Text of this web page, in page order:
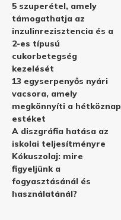
5 szuperétel, amely
támogathatja az
inzulinrezisztencia és a
2-es típusú
cukorbetegség
kezelését
13 egyserpenyős nyári
vacsora, amely
megkönnyíti a hétköznap
estéket
A diszgráfia hatása az
iskolai teljesítményre
Kókuszolaj: mire
figyeljünk a
fogyasztásánál és
használatánál?